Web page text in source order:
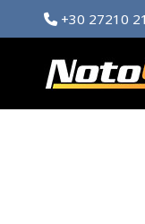
+30 27210